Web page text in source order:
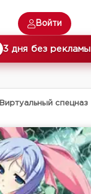
3 дня без рекламы
Войти
Виртуальный спецназ